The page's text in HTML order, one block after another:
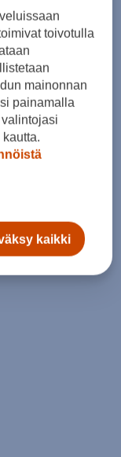
toivotulla
mainonnan
painamalla
valintojasi
kaikki